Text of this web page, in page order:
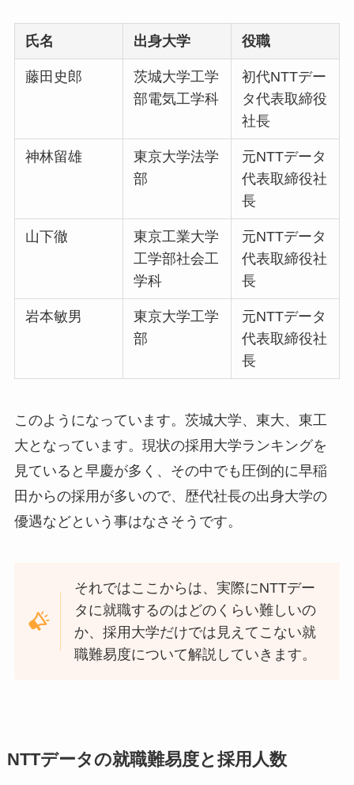
氏名 出身大学 役職
藤田史郎
茨城大学工学
部電気工学科
初代NTTデー
タ代表取締役
社長
神林留雄
東京大学法学
部
元NTTデータ
代表取締役社
長
山下徹
東京工業大学
工学部社会工
学科
元NTTデータ
代表取締役社
長
岩本敏男
東京大学工学
部
元NTTデータ
代表取締役社
長
このようになっています。茨城大学、東大、東工
大となっています。現状の採用大学ランキングを
見ていると早慶が多く、その中でも圧倒的に早稲
田からの採用が多いので、歴代社長の出身大学の
優遇などという事はなさそうです。
それではここからは、実際にNTTデー
タに就職するのはどのくらい難しいの
か、採用大学だけでは見えてこない就
職難易度について解説していきます。
NTTデータの就職難易度と採用人数